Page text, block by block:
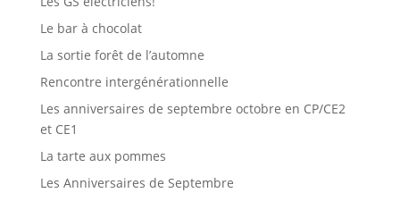
Le bar à chocolat
La sortie forêt de l’automne
Rencontre intergénérationnelle
Les anniversaires de septembre octobre en CP/CE2
et CE1
La tarte aux pommes
Les Anniversaires de Septembre